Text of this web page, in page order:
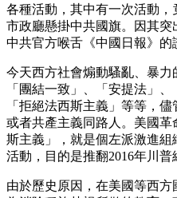
各種活動，其中有一次活動
市政廳懸掛中共國旗。因其突
中共官方喉舌《中國日報》的
今天西方社會煽動騷亂、暴
「團結一致」、「安提法」
「拒絕法西斯主義」等等，
或者共產主義同路人。美國
斯主義」，就是個左派激進組
活動，目的是推翻2016年川普
由於歷史原因，在美國等西